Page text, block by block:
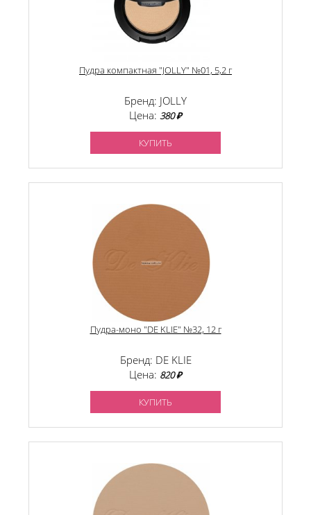
Пудра компактная "JOLLY" №01, 5,2 г
Бренд: JOLLY
Цена: 380 ₽
КУПИТЬ
Пудра-моно "DE KLIE" №32, 12 г
Бренд: DE KLIE
Цена: 820 ₽
КУПИТЬ